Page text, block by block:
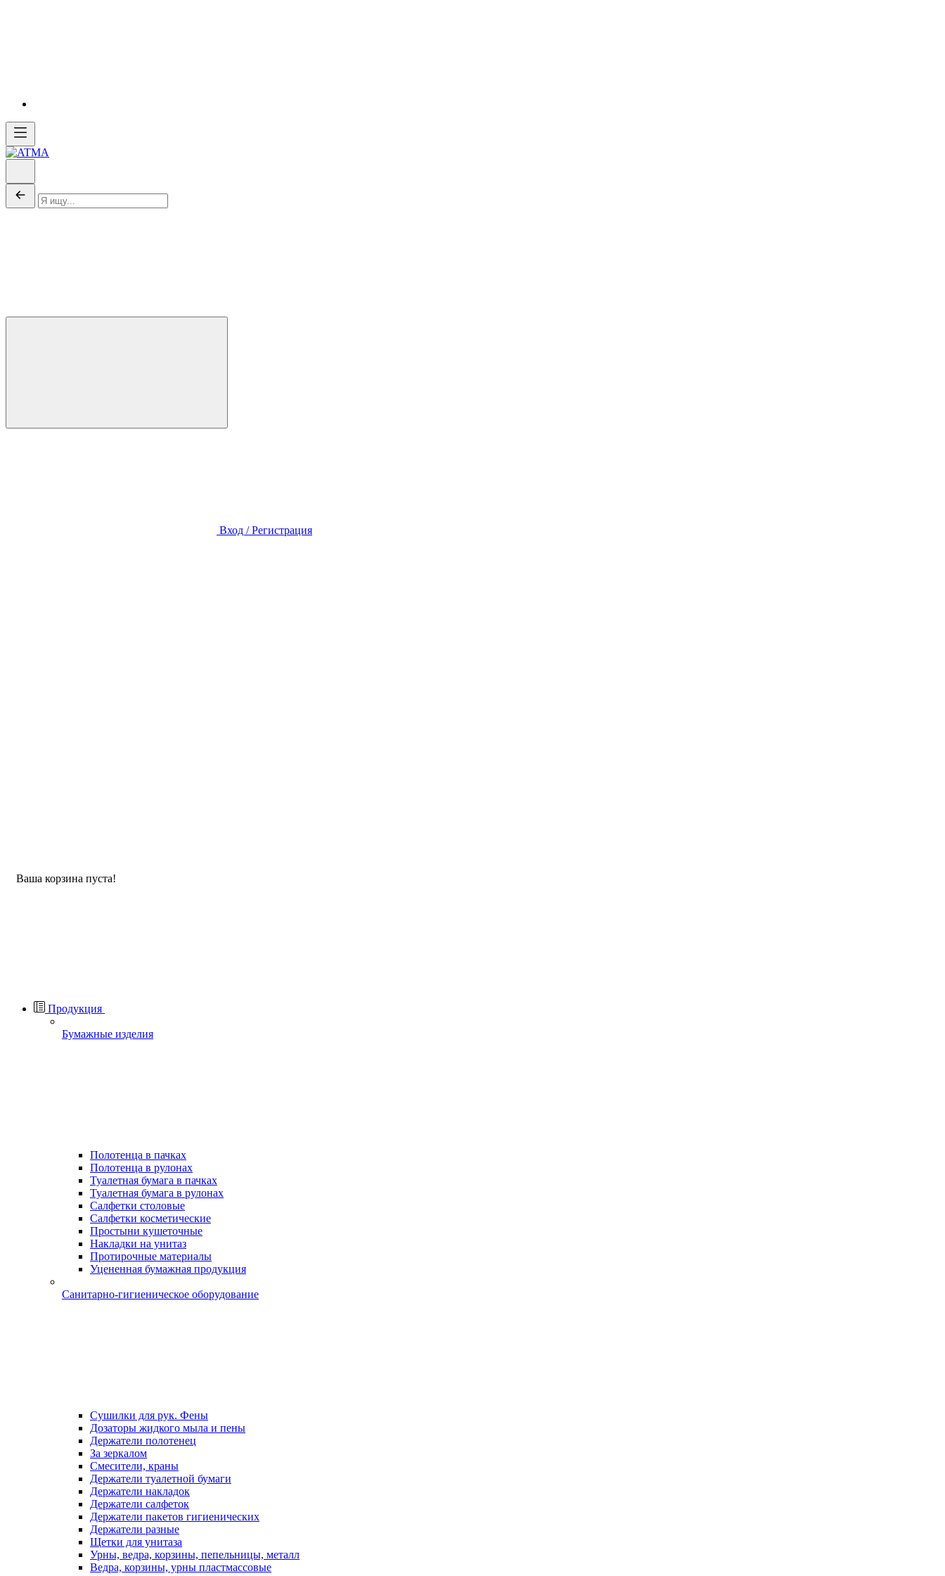
Вход / Регистрация
Ваша корзина пуста!
Продукция
Бумажные изделия
Полотенца в пачках
Полотенца в рулонах
Туалетная бумага в пачках
Туалетная бумага в рулонах
Салфетки столовые
Салфетки косметические
Простыни кушеточные
Накладки на унитаз
Протирочные материалы
Уцененная бумажная продукция
Санитарно-гигиеническое оборудование
Сушилки для рук. Фены
Дозаторы жидкого мыла и пены
Держатели полотенец
За зеркалом
Смесители, краны
Держатели туалетной бумаги
Держатели накладок
Держатели салфеток
Держатели пакетов гигиенических
Держатели разные
Щетки для унитаза
Урны, ведра, корзины, пепельницы, металл
Ведра, корзины, урны пластмассовые